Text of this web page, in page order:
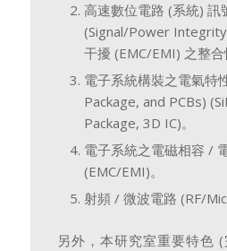
高速數位電路 (系統) 訊
(Signal/Power
干擾 (EMC/EMI) 之整合
電子系統構裝之電氣特
Package, and PCBs)
Package, 3D IC)。
電子系統之電磁相容 /
(EMC/EMI)。
射頻 / 微波電路 (RF/
另外，本研究室重要特色